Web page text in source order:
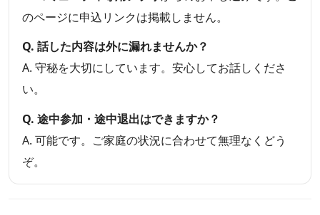
のページに申込リンクは掲載しません。
Q. 話した内容は外に漏れませんか？
A. 守秘を大切にしています。安心してお話しくださ
い。
Q. 途中参加・途中退出はできますか？
A. 可能です。ご家庭の状況に合わせて無理なくどう
ぞ。